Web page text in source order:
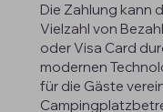
Die Zahlung kann
Vielzahl von
oder Visa Card
modernen
für die Gäste